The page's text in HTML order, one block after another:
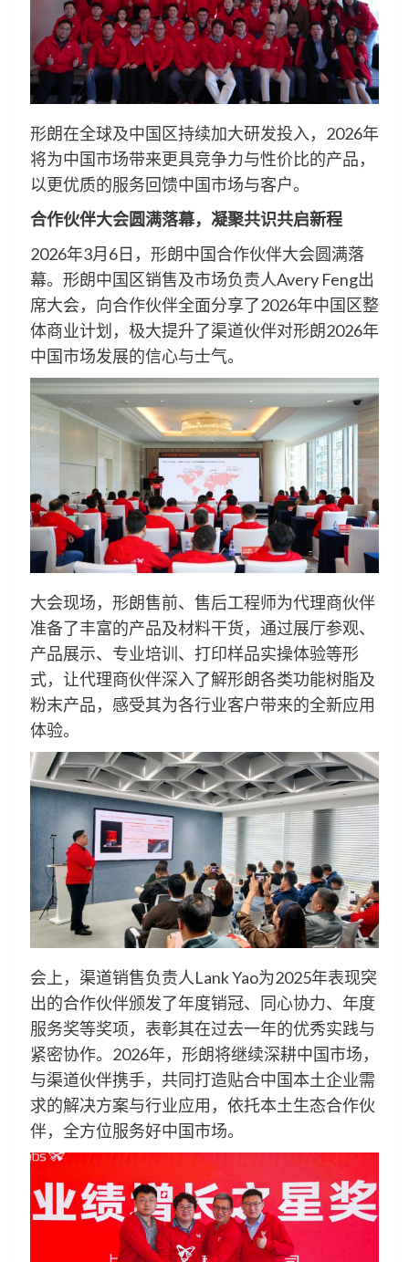
形朗在全球及中国区持续加大研发投入，2026年
将为中国市场带来更具竞争力与性价比的产品，
以更优质的服务回馈中国市场与客户。
合作伙伴大会圆满落幕，凝聚共识共启新程
2026年3月6日，形朗中国合作伙伴大会圆满落
幕。形朗中国区销售及市场负责人Avery Feng出
席大会，向合作伙伴全面分享了2026年中国区整
体商业计划，极大提升了渠道伙伴对形朗2026年
中国市场发展的信心与士气。
大会现场，形朗售前、售后工程师为代理商伙伴
准备了丰富的产品及材料干货，通过展厅参观、
产品展示、专业培训、打印样品实操体验等形
式，让代理商伙伴深入了解形朗各类功能树脂及
粉末产品，感受其为各行业客户带来的全新应用
体验。
会上，渠道销售负责人Lank Yao为2025年表现突
出的合作伙伴颁发了年度销冠、同心协力、年度
服务奖等奖项，表彰其在过去一年的优秀实践与
紧密协作。2026年，形朗将继续深耕中国市场，
与渠道伙伴携手，共同打造贴合中国本土企业需
求的解决方案与行业应用，依托本土生态合作伙
伴，全方位服务好中国市场。